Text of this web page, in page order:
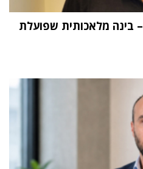
"העתיד הוא Physical AI – בינה מלאכותית שפועלת